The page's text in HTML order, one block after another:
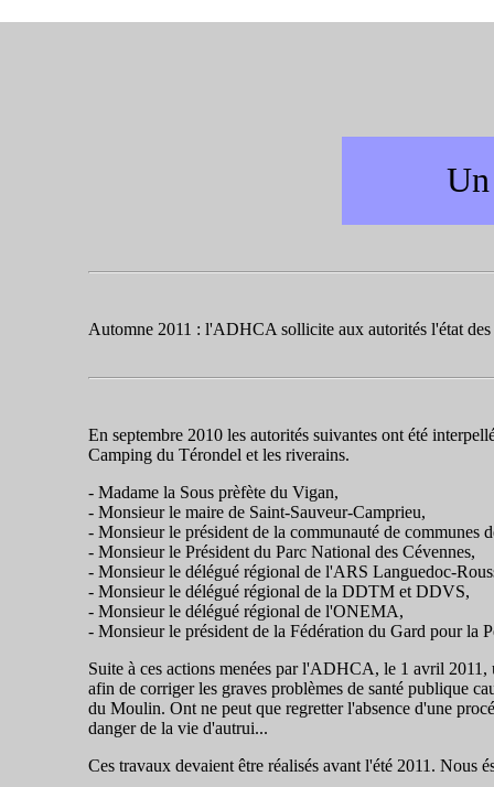
Automne 2011 : l'ADHCA sollicite aux autorités l'état
En septembre 2010 les autorités suivantes ont été
Camping du Térondel et les riverains.
- Madame la Sous prèfète du Vigan,
- Monsieur le maire de Saint-Sauveur-Camprieu,
- Monsieur le président de la communauté de communes
- Monsieur le Président du Parc National des Cévennes,
- Monsieur le délégué régional de l'ARS Languedoc-
- Monsieur le délégué régional de la DDTM et DDVS,
- Monsieur le délégué régional de l'ONEMA,
- Monsieur le président de la Fédération du Gard pour la
Suite à ces actions menées par l'ADHCA, le 1 avril
afin de corriger les graves problèmes de santé publique
du Moulin. Ont ne peut que regretter l'absence d'une
danger de la vie d'autrui...
Ces travaux devaient être réalisés avant l'été 2011. Nous